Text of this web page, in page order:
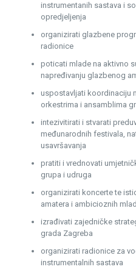
instrumentanih sastava i
opredjeljenja
organizirati glazbene
radionice
poticati mlade na aktivno
napređivanju glazbenog
uspostavljati koordinaciju
orkestrima i ansamblima
intezivitirati i stvarati
međunarodnih festivala,
usavršavanja
pratiti i vrednovati
grupa i udruga
organizirati koncerte te
amatera i ambicioznih
izrađivati zajedničke
grada Zagreba
organizirati radionice za
instrumentalnih sastava